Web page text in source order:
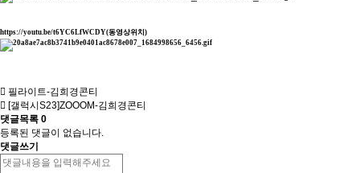
https://youtu.be/t6YC6LfWCDY(동영상위치)
필라이트-김희경콘티
[갤럭시S23]ZOOOM-김희경콘티
댓글목록 0
등록된 댓글이 없습니다.
댓글쓰기